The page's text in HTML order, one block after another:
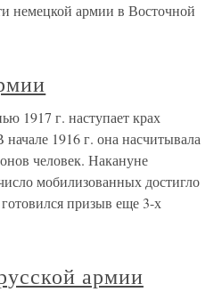
немецкой армии в Восточной
1917 г. наступает крах
1916 г. она насчитывала
человек. Накануне
мобилизованных достигло
призыв еще 3-х
армии